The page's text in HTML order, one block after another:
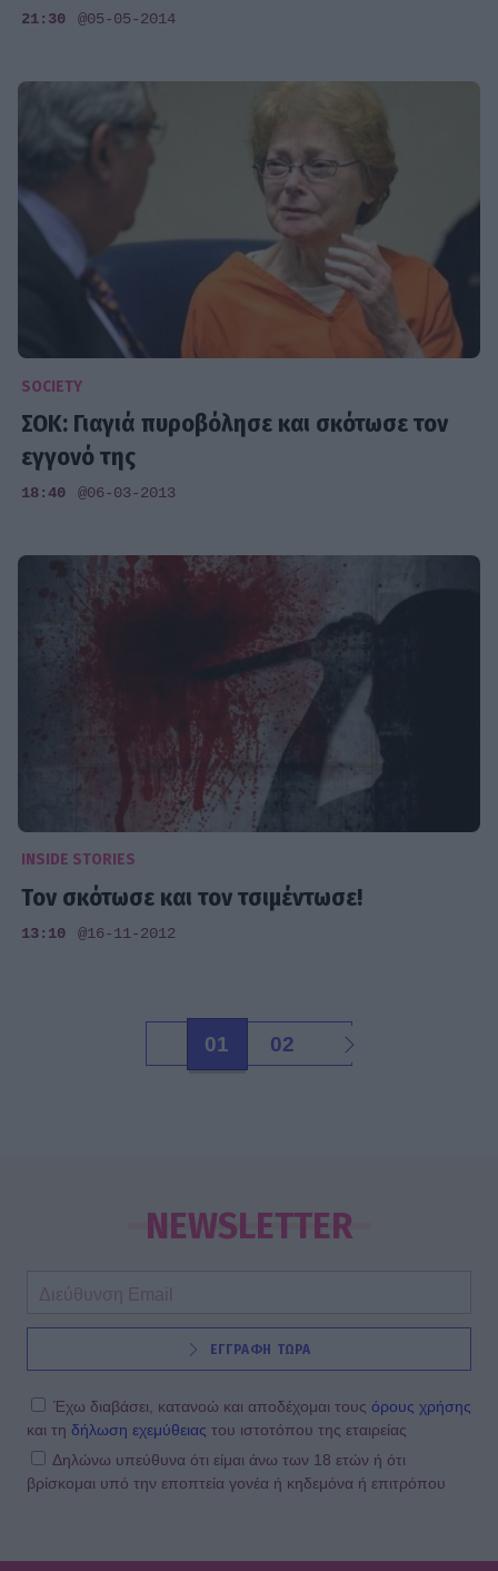
21:30 @05-05-2014
SOCIETY
ΣΟΚ: Γιαγιά πυροβόλησε και σκότωσε τον
εγγονό της
18:40 @06-03-2013
INSIDE STORIES
Τον σκότωσε και τον τσιμέντωσε!
13:10 @16-11-2012
01 02
NEWSLETTER
ΕΓΓΡΑΦΗ ΤΩΡΑ
Έχω διαβάσει, κατανοώ και αποδέχομαι τους όρους χρήσης
και τη δήλωση εχεμύθειας του ιστοτόπου της εταιρείας
Δηλώνω υπεύθυνα ότι είμαι άνω των 18 ετών ή ότι
βρίσκομαι υπό την εποπτεία γονέα ή κηδεμόνα ή επιτρόπου